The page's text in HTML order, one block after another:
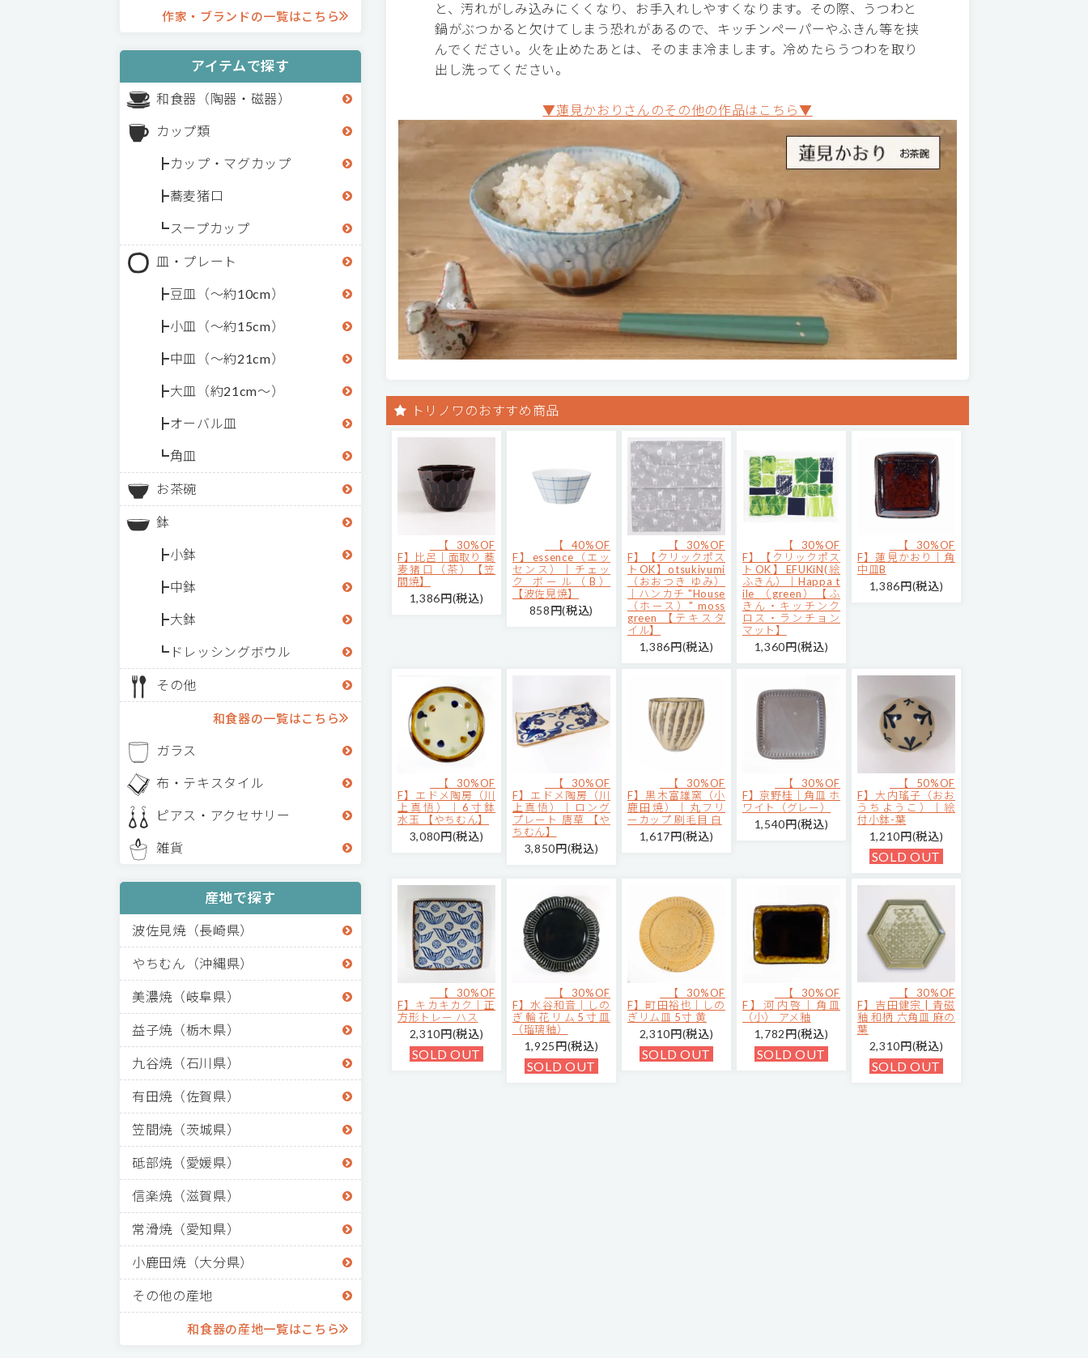
作家・ブランドの一覧はこちら
アイテムで探す
和食器（陶器・磁器）
カップ類
カップ・マグカップ
蕎麦猪口
スープカップ
皿・プレート
豆皿（～約10cm）
小皿（～約15cm）
中皿（～約21cm）
大皿（約21cm～）
オーバル皿
角皿
お茶碗
鉢
小鉢
中鉢
大鉢
ドレッシングボウル
その他
和食器の一覧はこちら
ガラス
布・テキスタイル
ピアス・アクセサリー
雑貨
産地で探す
波佐見焼（長崎県）
やちむん（沖縄県）
美濃焼（岐阜県）
益子焼（栃木県）
九谷焼（石川県）
有田焼（佐賀県）
笠間焼（茨城県）
砥部焼（愛媛県）
信楽焼（滋賀県）
常滑焼（愛知県）
小鹿田焼（大分県）
その他の産地
和食器の産地一覧はこちら
と、汚れがしみ込みにくくなり、お手入れしやすくなります。その際、うつわと
鍋がぶつかると欠けてしまう恐れがあるので、キッチンペーパーやふきん等を挟
んでください。火を止めたあとは、そのまま冷まします。冷めたらうつわを取り
出し洗ってください。
▼蓮見かおりさんのその他の作品はこちら▼
トリノワのおすすめ商品
【30%OF
F】比呂｜面取り 蕎
麦猪口（茶）【笠
間焼】
1,386円(税込)
【40%OF
F】essence（エッ
センス）｜チェッ
ク ボール（B）
【波佐見焼】
858円(税込)
【30%OF
F】【クリックポス
トOK】otsukiyumi
（おおつき ゆみ）
｜ハンカチ "House
（ホース）" moss
green 【テキスタ
イル】
1,386円(税込)
【30%OF
F】【クリックポス
トOK】EFUKiN(絵
ふきん）｜Happa t
ile （green）【ふ
きん・キッチンク
ロス・ランチョン
マット】
1,360円(税込)
【30%OF
F】蓮見かおり｜角
中皿B
1,386円(税込)
【30%OF
F】エドメ陶房（川
上真悟）｜6寸鉢
水玉 【やちむん】
3,080円(税込)
【30%OF
F】エドメ陶房（川
上真悟）｜ロング
プレート 唐草 【や
ちむん】
3,850円(税込)
【30%OF
F】黒木富雄窯（小
鹿田焼）｜丸フリ
ーカップ 刷毛目 白
1,617円(税込)
【30%OF
F】京野桂｜角皿 ホ
ワイト（グレー）
1,540円(税込)
【50%OF
F】大内瑤子（おお
うちようこ）｜絵
付小鉢-葉
1,210円(税込)
SOLD OUT
【30%OF
F】キカキカク｜正
方形トレー ハス
2,310円(税込)
SOLD OUT
【30%OF
F】水谷和音│しの
ぎ輪花リム5寸皿
（瑠璃釉）
1,925円(税込)
SOLD OUT
【30%OF
F】町田裕也｜しの
ぎリム皿 5寸 黄
2,310円(税込)
SOLD OUT
【30%OF
F】河内啓｜角皿
（小） アメ釉
1,782円(税込)
SOLD OUT
【30%OF
F】吉田健宗 | 青磁
釉 和柄 六角皿 麻の
葉
2,310円(税込)
SOLD OUT